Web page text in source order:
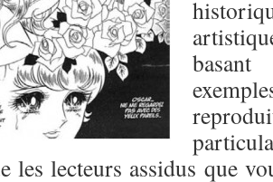
les lecteurs assidus que